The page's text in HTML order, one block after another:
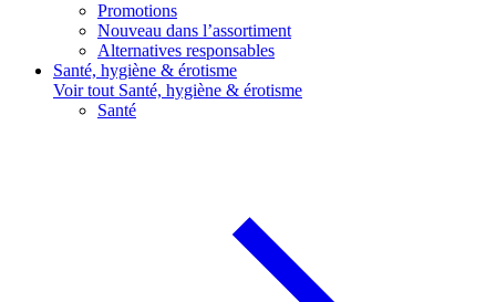
Promotions
Nouveau dans l’assortiment
Alternatives responsables
Santé, hygiène & érotisme
Voir tout Santé, hygiène & érotisme
Santé